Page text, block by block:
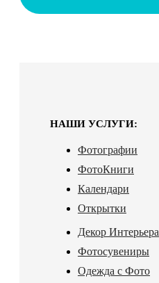
НАШИ УСЛУГИ:
Фотографии
ФотоКниги
Календари
Открытки
Декор Интерьера
Фотосувениры
Одежда с Фото